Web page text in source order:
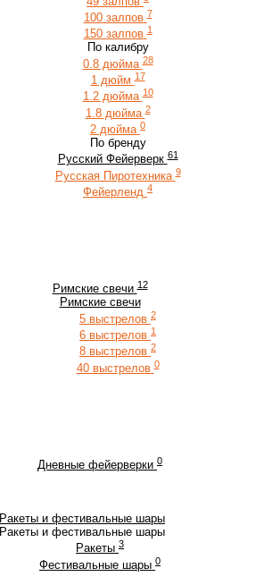
100 залпов 7
150 залпов 1
По калибру
0.8 дюйма 28
1 дюйм 17
1.2 дюйма 10
1.8 дюйма 2
2 дюйма 0
По бренду
Русский Фейерверк 61
Русская Пиротехника 9
Фейерленд 4
Римские свечи 12
Римские свечи
5 выстрелов 2
6 выстрелов 1
8 выстрелов 2
40 выстрелов 0
Дневные фейерверки 0
Ракеты и фестивальные шары
Ракеты и фестивальные шары
Ракеты 3
Фестивальные шары 0